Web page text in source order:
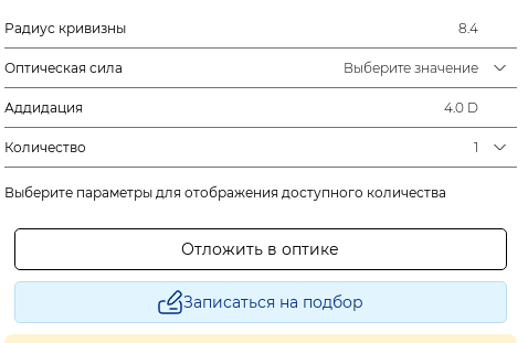
Радиус кривизны 8.4
Оптическая сила Выберите значение
Аддидация 4.0 D
Количество 1
Выберите параметры для отображения доступного количества
Отложить в оптике
Записаться на подбор